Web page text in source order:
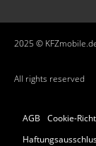
2025 ©
All rights reserved
AGB Cookie-